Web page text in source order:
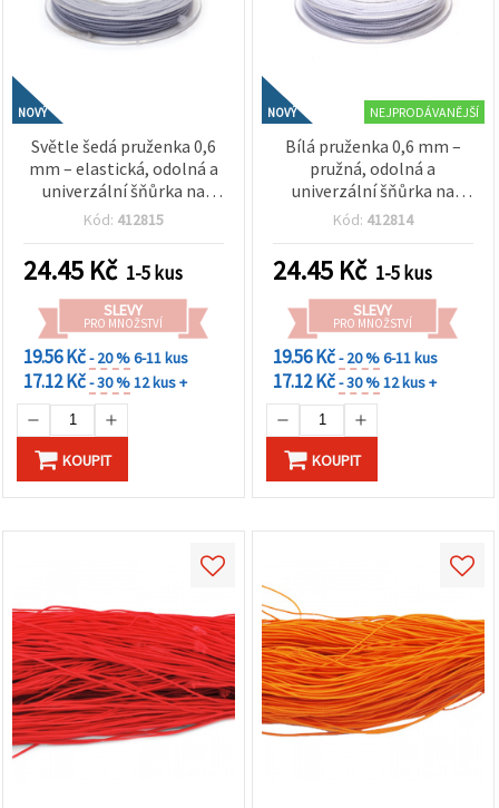
NOVÝ
Světle šedá pruženka 0,6
mm – elastická, odolná a
univerzální šňůrka na
tvoření, cca 10 m role
Kód: 412815
24.45 Kč 1-5 kus
SLEVY
PRO MNOŽSTVÍ
19.56 Kč- 20 %6-11 kus
17.12 Kč- 30 %12 kus +
KOUPIT
NOVÝ NEJPRODÁVANĚJŠÍ
Bílá pruženka 0,6 mm –
pružná, odolná a
univerzální šňůrka na
tvoření, cca 10 m role
Kód: 412814
24.45 Kč 1-5 kus
SLEVY
PRO MNOŽSTVÍ
19.56 Kč- 20 %6-11 kus
17.12 Kč- 30 %12 kus +
KOUPIT